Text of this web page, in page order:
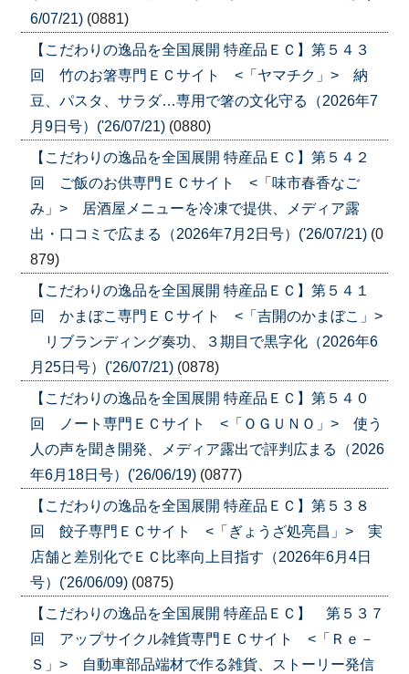
6/07/21) (0881)
【こだわりの逸品を全国展開 特産品ＥＣ】第５４３
回 竹のお箸専門ＥＣサイト <「ヤマチク」> 納
豆、パスタ、サラダ…専用で箸の文化守る（2026年7
月9日号）('26/07/21) (0880)
【こだわりの逸品を全国展開 特産品ＥＣ】第５４２
回 ご飯のお供専門ＥＣサイト <「味市春香なご
み」> 居酒屋メニューを冷凍で提供、メディア露
出・口コミで広まる（2026年7月2日号）('26/07/21) (0
879)
【こだわりの逸品を全国展開 特産品ＥＣ】第５４１
回 かまぼこ専門ＥＣサイト <「吉開のかまぼこ」>
リブランディング奏功、３期目で黒字化（2026年6
月25日号）('26/07/21) (0878)
【こだわりの逸品を全国展開 特産品ＥＣ】第５４０
回 ノート専門ＥＣサイト <「ＯＧＵＮＯ」> 使う
人の声を聞き開発、メディア露出で評判広まる（2026
年6月18日号）('26/06/19) (0877)
【こだわりの逸品を全国展開 特産品ＥＣ】第５３８
回 餃子専門ＥＣサイト <「ぎょうざ処亮昌」> 実
店舗と差別化でＥＣ比率向上目指す（2026年6月4日
号）('26/06/09) (0875)
【こだわりの逸品を全国展開 特産品ＥＣ】 第５３７
回 アップサイクル雑貨専門ＥＣサイト <「Ｒｅ－
Ｓ」> 自動車部品端材で作る雑貨、ストーリー発信